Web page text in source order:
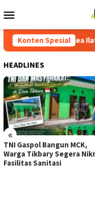
ke
Mobile
Konten Spesial
Ilath TNI
HEADLINES
«
TNI Gaspol Bangun MCK,
Warga Tikbary Segera
Fasilitas Sanitasi